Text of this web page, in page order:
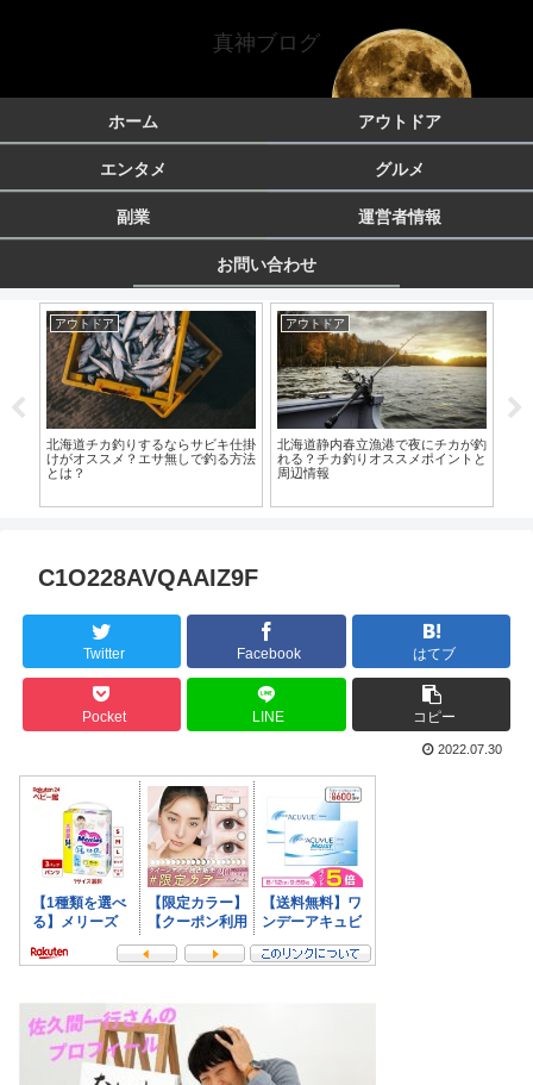
真神ブログ
ホーム アウトドア
エンタメ グルメ
副業 運営者情報
お問い合わせ
アウトドア
北海道チカ釣りするならサビキ仕掛
けがオススメ？エサ無しで釣る方法
とは？
アウトドア
北海道静内春立漁港で夜にチカが釣
れる？チカ釣りオススメポイントと
周辺情報
C1O228AVQAAIZ9F
Twitter Facebook はてブ
Pocket LINE コピー
2022.07.30